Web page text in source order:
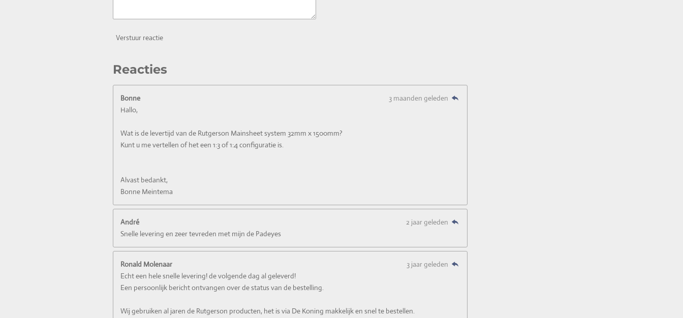
Verstuur reactie
Reacties
Bonne
3 maanden geleden
Hallo,
Wat is de levertijd van de Rutgerson Mainsheet system 32mm x 1500mm?
Kunt u me vertellen of het een 1:3 of 1:4 configuratie is.
Alvast bedankt,
Bonne Meintema
André
2 jaar geleden
Snelle levering en zeer tevreden met mijn de Padeyes
Ronald Molenaar
3 jaar geleden
Echt een hele snelle levering! de volgende dag al geleverd!
Een persoonlijk bericht ontvangen over de status van de bestelling.
Wij gebruiken al jaren de Rutgerson producten, het is via De Koning makkelijk en snel te bestellen.